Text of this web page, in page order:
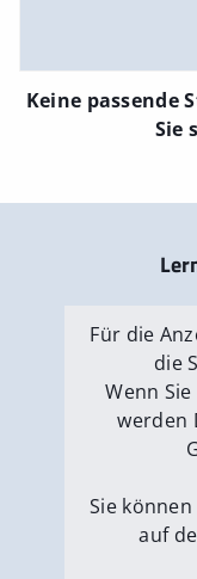
Keine passende
Sie
Für die
die
Wenn
werden
Sie
auf